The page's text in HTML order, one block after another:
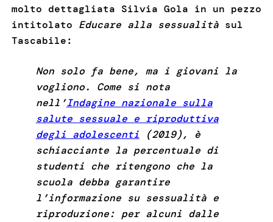
molto dettagliata Silvia Gola in un pezzo
intitolato Educare alla sessualitàsul
Tascabile:
Non solo fa bene, ma i giovani la
vogliono. Come si nota
nell’Indagine nazionale sulla
salute sessuale e riproduttiva
degli adolescenti (2019), è
schiacciante la percentuale di
studenti che ritengono che la
scuola debba garantire
l’informazione su sessualità e
riproduzione: per alcuni dalle